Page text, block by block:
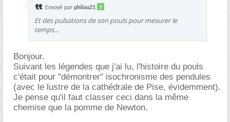
Envoyé par philou21
Et des pulsations de son pouls pour mesurer le
temps...
Bonjour.
Suivant les légendes que j'ai lu, l'histoire du pouls
c'était pour "démontrer" isochronisme des pendules
(avec le lustre de la cathédrale de Pise, évidemment).
Je pense qu'il faut classer ceci dans la même
chemise que la pomme de Newton.